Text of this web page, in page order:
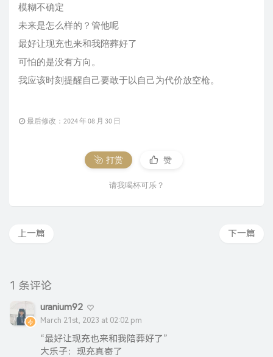
模糊不确定
未来是怎么样的？管他呢
最好让现充也来和我陪葬好了
可怕的是没有方向。
我应该时刻提醒自己要敢于以自己为代价放空枪。
最后修改：2024 年 08 月 30 日
打赏 赞
请我喝杯可乐？
下一篇
上一篇
1 条评论
uranium92
March 21st, 2023 at 02:02 pm
“最好让现充也来和我陪葬好了”
大乐子：现充真寄了